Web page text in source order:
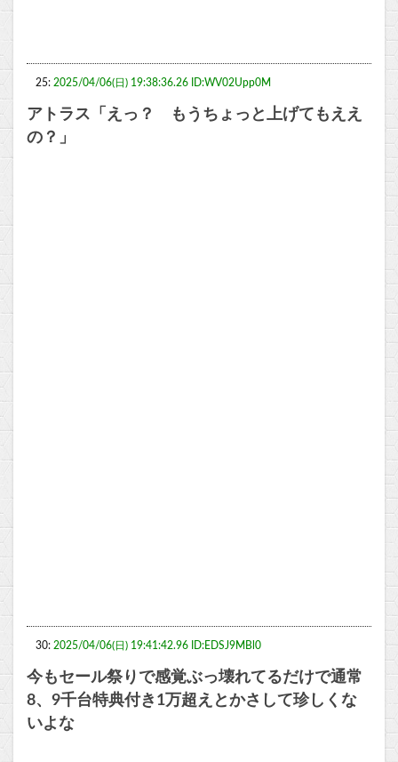
25: 2025/04/06(日) 19:38:36.26 ID:WV02Upp0M
アトラス「えっ？ もうちょっと上げてもええ
の？」
30: 2025/04/06(日) 19:41:42.96 ID:EDSJ9MBl0
今もセール祭りで感覚ぶっ壊れてるだけで通常
8、9千台特典付き1万超えとかさして珍しくな
いよな